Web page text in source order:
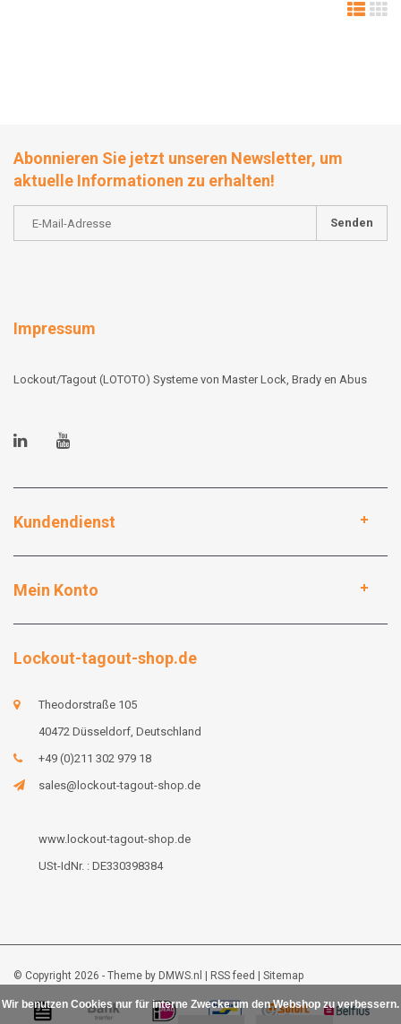
Abonnieren Sie jetzt unseren Newsletter, um
aktuelle Informationen zu erhalten!
Senden
Impressum
Lockout/Tagout (LOTOTO) Systeme von Master Lock, Brady en Abus
Kundendienst
Mein Konto
Lockout-tagout-shop.de
Theodorstraße 105
40472 Düsseldorf, Deutschland
+49 (0)211 302 979 18
sales@lockout-tagout-shop.de
www.lockout-tagout-shop.de
USt-IdNr. : DE330398384
© Copyright 2026 - Theme by DMWS.nl RSS feed Sitemap
Wir benutzen Cookies nur für interne Zwecke um den Webshop zu verbessern.